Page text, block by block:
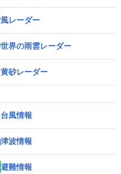
風レーダー
世界の雨雲レーダー
黄砂レーダー
台風情報
津波情報
避難情報